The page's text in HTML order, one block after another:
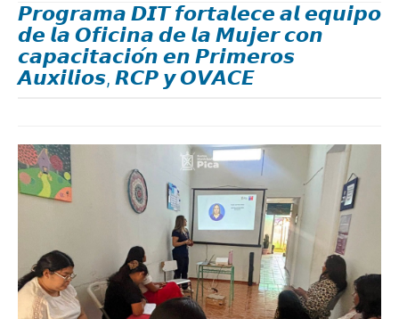
𝙋𝙧𝙤𝙜𝙧𝙖𝙢𝙖 𝘿𝙄𝙏 𝙛𝙤𝙧𝙩𝙖𝙡𝙚𝙘𝙚 𝙖𝙡 𝙚𝙦𝙪𝙞𝙥𝙤
𝙙𝙚 𝙡𝙖 𝙊𝙛𝙞𝙘𝙞𝙣𝙖 𝙙𝙚 𝙡𝙖 𝙈𝙪𝙟𝙚𝙧 𝙘𝙤𝙣
𝙘𝙖𝙥𝙖𝙘𝙞𝙩𝙖𝙘𝙞𝙤́𝙣 𝙚𝙣 𝙋𝙧𝙞𝙢𝙚𝙧𝙤𝙨
𝘼𝙪𝙭𝙞𝙡𝙞𝙤𝙨, 𝙍𝘾𝙋 𝙮 𝙊𝙑𝘼𝘾𝙀